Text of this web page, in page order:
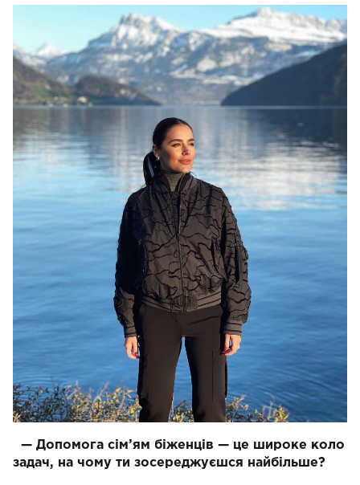
— Допомога сім’ям біженців — це широке коло
задач, на чому ти зосереджуєшся найбільше?